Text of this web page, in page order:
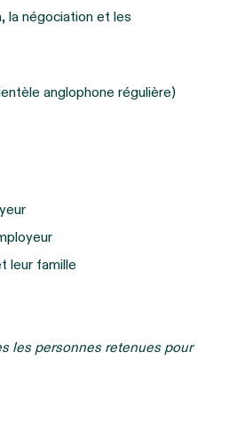
la négociation et les
anglophone régulière)
leur famille
les personnes retenues pour